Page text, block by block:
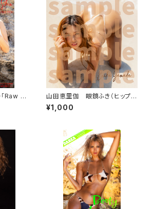
Raw S
山田恵里伽 眼鏡ふき（ヒップサ
ンド）
¥1,000